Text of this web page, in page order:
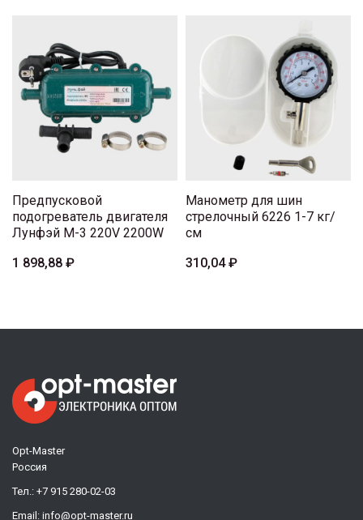
Предпусковой
подогреватель двигателя
Лунфэй M-3 220V 2200W
1 898,88 ₽
Манометр для шин
стрелочный 6226 1-7 кг/
см
310,04 ₽
Opt-Master
Россия
Тел.: +7 915 280-02-03
Email: info@opt-master.ru